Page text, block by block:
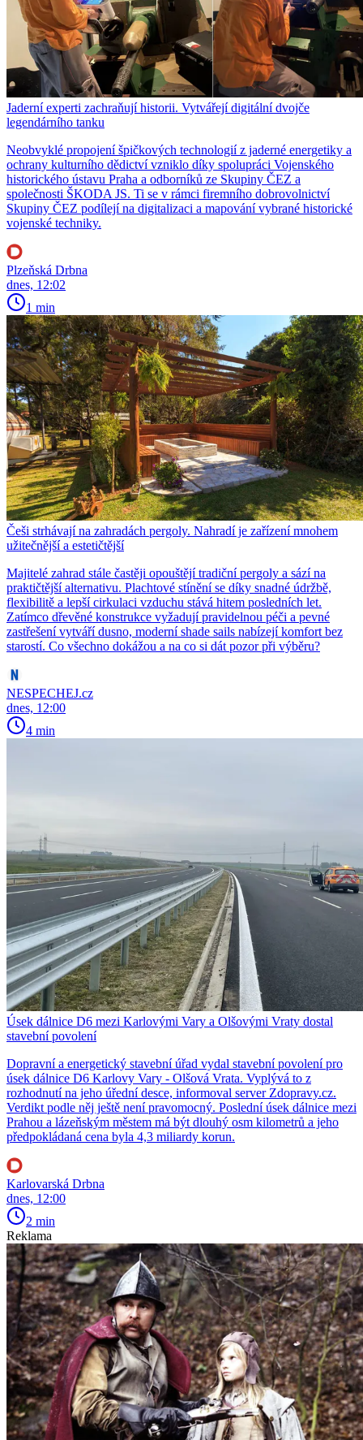
Jaderní experti zachraňují historii. Vytvářejí digitální dvojče
legendárního tanku
Neobvyklé propojení špičkových technologií z jaderné energetiky a
ochrany kulturního dědictví vzniklo díky spolupráci Vojenského
historického ústavu Praha a odborníků ze Skupiny ČEZ a
společnosti ŠKODA JS. Ti se v rámci firemního dobrovolnictví
Skupiny ČEZ podílejí na digitalizaci a mapování vybrané historické
vojenské techniky.
Plzeňská Drbna
dnes, 12:02
1 min
Češi strhávají na zahradách pergoly. Nahradí je zařízení mnohem
užitečnější a estetičtější
Majitelé zahrad stále častěji opouštějí tradiční pergoly a sází na
praktičtější alternativu. Plachtové stínění se díky snadné údržbě,
flexibilitě a lepší cirkulaci vzduchu stává hitem posledních let.
Zatímco dřevěné konstrukce vyžadují pravidelnou péči a pevné
zastřešení vytváří dusno, moderní shade sails nabízejí komfort bez
starostí. Co všechno dokážou a na co si dát pozor při výběru?
NESPECHEJ.cz
dnes, 12:00
4 min
Úsek dálnice D6 mezi Karlovými Vary a Olšovými Vraty dostal
stavební povolení
Dopravní a energetický stavební úřad vydal stavební povolení pro
úsek dálnice D6 Karlovy Vary - Olšová Vrata. Vyplývá to z
rozhodnutí na jeho úřední desce, informoval server Zdopravy.cz.
Verdikt podle něj ještě není pravomocný. Poslední úsek dálnice mezi
Prahou a lázeňským městem má být dlouhý osm kilometrů a jeho
předpokládaná cena byla 4,3 miliardy korun.
Karlovarská Drbna
dnes, 12:00
2 min
Reklama